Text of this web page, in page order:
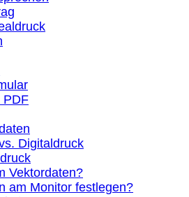
PDF
Digitaldruck
Vektordaten?
am Monitor festlegen?